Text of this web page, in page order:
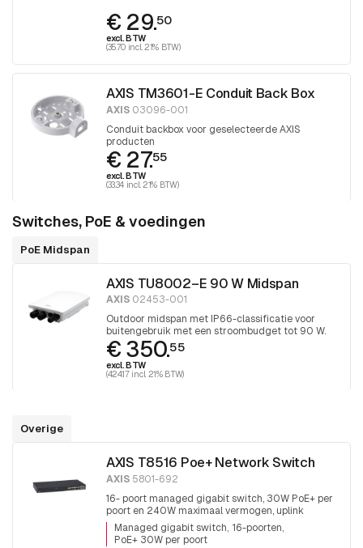
€ 29.50
excl. BTW
(35.70 incl. 21% BTW)
AXIS TM3601-E Conduit Back Box
AXIS 03096-001
Conduit backbox voor geselecteerde AXIS
producten
€ 27.55
excl. BTW
(33.34 incl. 21% BTW)
Switches, PoE & voedingen
PoE Midspan
AXIS TU8002–E 90 W Midspan
AXIS 02453-001
Outdoor midspan met IP66-classificatie voor
buitengebruik met een stroombudget tot 90 W.
€ 350.55
excl. BTW
(424.17 incl. 21% BTW)
Overige
AXIS T8516 Poe+ Network Switch
AXIS 5801-692
16- poort managed gigabit switch, 30W PoE+ per
poort en 240W maximaal vermogen, uplink
2xRJ45 en 2x SFP
Managed gigabit switch 16-poorten
PoE+ 30W per poort